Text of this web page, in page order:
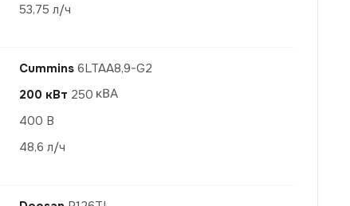
53,75 л/ч
Cummins 6LTAA8,9-G2
200 кВт 250
400 В
48,6 л/ч